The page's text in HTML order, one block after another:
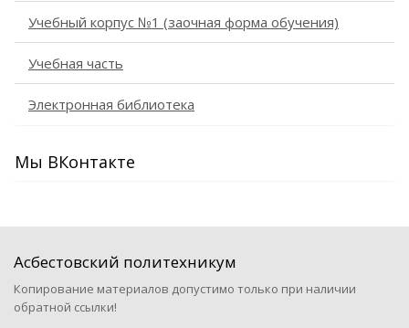
Учебный корпус №1 (заочная форма обучения)
Учебная часть
Электронная библиотека
Мы ВКонтакте
Асбестовский политехникум
Копирование материалов допустимо только при наличии
обратной ссылки!